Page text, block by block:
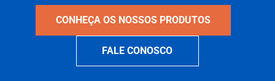
CONHEÇA OS NOSSOS PRODUTOS
FALE CONOSCO